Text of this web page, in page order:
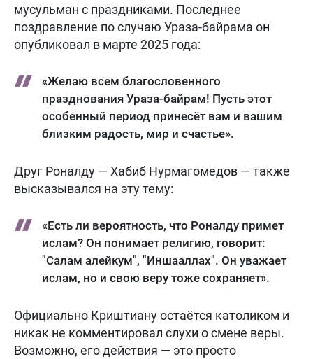
мусульман с праздниками. Последнее
поздравление по случаю Ураза-байрама он
опубликовал в марте 2025 года:
«Желаю всем благословенного
празднования Ураза-байрам! Пусть этот
особенный период принесёт вам и вашим
близким радость, мир и счастье».
Друг Роналду — Хабиб Нурмагомедов — также
высказывался на эту тему:
«Есть ли вероятность, что Роналду примет
ислам? Он понимает религию, говорит:
"Салам алейкум", "Иншааллах". Он уважает
ислам, но и свою веру тоже сохраняет».
Официально Криштиану остаётся католиком и
никак не комментировал слухи о смене веры.
Возможно, его действия — это просто